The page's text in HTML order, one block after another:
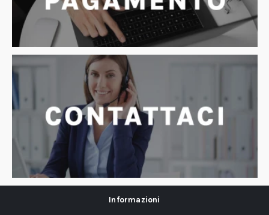
Informazioni